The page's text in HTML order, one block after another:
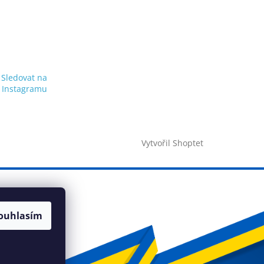
Sledovat na
Instagramu
Vytvořil Shoptet